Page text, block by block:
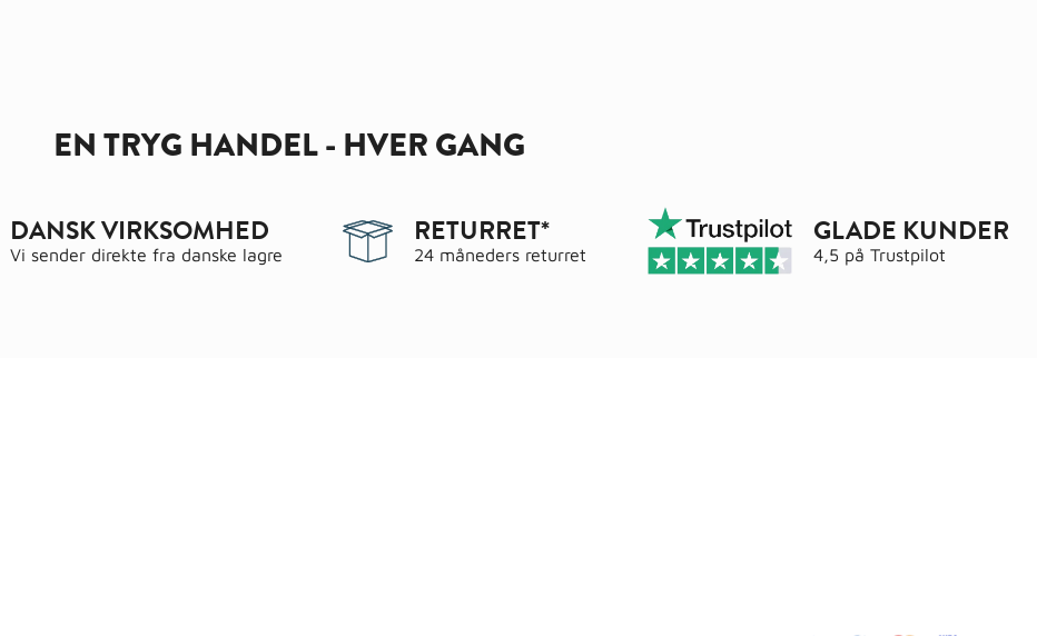
EN TRYG HANDEL - HVER GANG
DANSK VIRKSOMHED
Vi sender direkte fra danske lagre
RETURRET*
24 måneders returret
GLADE KUNDER
4,5 på Trustpilot